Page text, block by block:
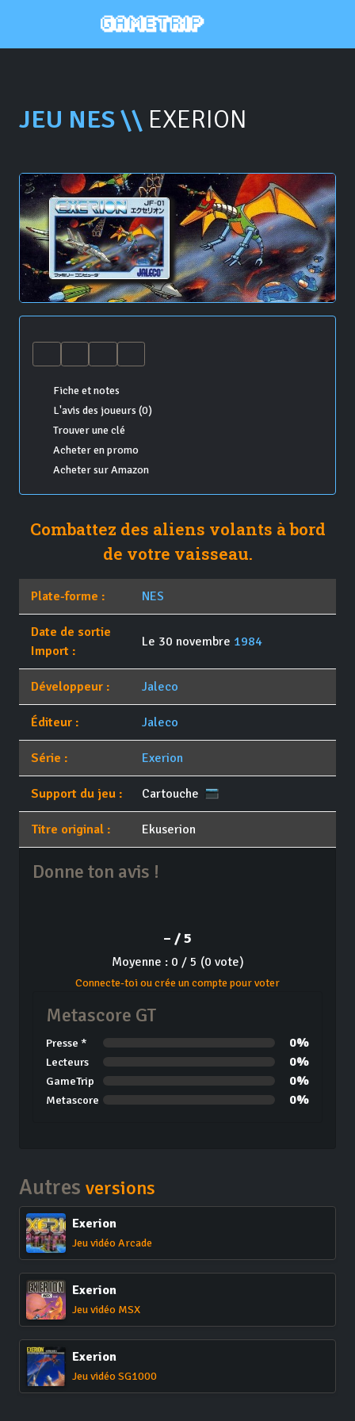
JEU NES \\ EXERION
Fiche et notes
L'avis des joueurs (0)
Trouver une clé
Acheter en promo
Acheter sur Amazon
Combattez des aliens volants à bord
de votre vaisseau.
Plate-forme : NES
Date de sortie
Import :
Le 30 novembre 1984
Développeur : Jaleco
Éditeur : Jaleco
Série : Exerion
Support du jeu : Cartouche
Titre original : Ekuserion
Donne ton avis !
– / 5
Moyenne : 0 / 5 (0 vote)
Connecte-toi ou crée un compte pour voter
Metascore GT
Presse * 0%
Lecteurs 0%
GameTrip 0%
Metascore 0%
Autres versions
Exerion
Jeu vidéo Arcade
Exerion
Jeu vidéo MSX
Exerion
Jeu vidéo SG1000